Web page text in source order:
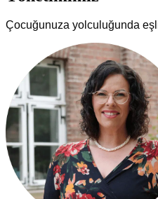
Çocuğunuza yolculuğunda